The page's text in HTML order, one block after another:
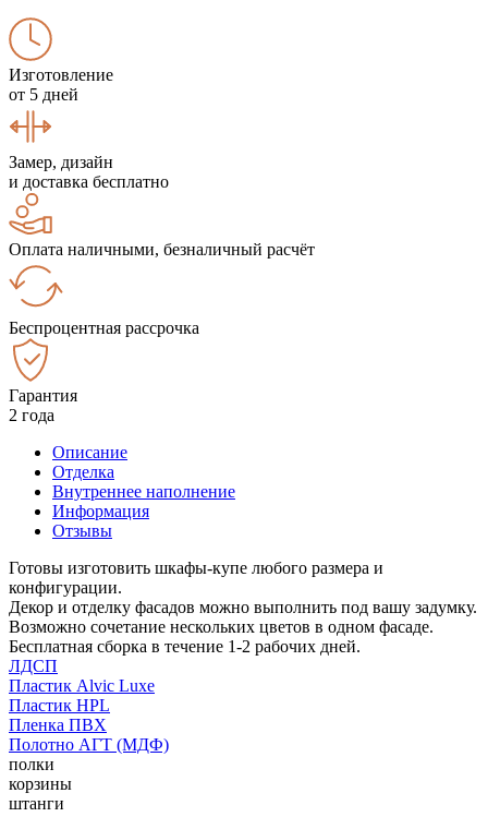
Изготовление
от 5 дней
Замер, дизайн
и доставка бесплатно
Оплата наличными, безналичный расчёт
Беспроцентная рассрочка
Гарантия
2 года
Описание
Отделка
Внутреннее наполнение
Информация
Отзывы
Готовы изготовить шкафы-купе любого размера и
конфигурации.
Декор и отделку фасадов можно выполнить под вашу задумку.
Возможно сочетание нескольких цветов в одном фасаде.
Бесплатная сборка в течение 1-2 рабочих дней.
ЛДСП
Пластик Alvic Luxe
Пластик HPL
Пленка ПВХ
Полотно АГТ (МДФ)
полки
корзины
штанги